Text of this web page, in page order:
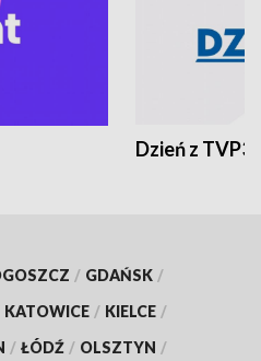
Dzień z TVP3
/ GDAŃSK /
KATOWICE / KIELCE /
/ ŁÓDŹ / OLSZTYN /